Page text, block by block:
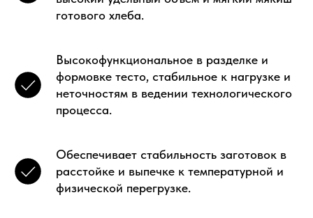
готового хлеба.
Высокофункциональное в разделке и
формовке тесто, стабильное к нагрузке и
неточностям в ведении технологического
процесса.
Обеспечивает стабильность заготовок в
расстойке и выпечке к температурной и
физической перегрузке.